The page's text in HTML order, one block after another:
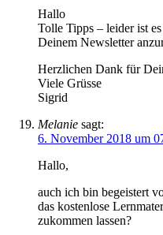
Hallo
Tolle Tipps – leider ist
Deinem Newsletter
Herzlichen Dank für
Viele Grüsse
Sigrid
Melanie sagt:
6. November 2018 um
Hallo,
auch ich bin begeistert
das kostenlose
zukommen lassen?